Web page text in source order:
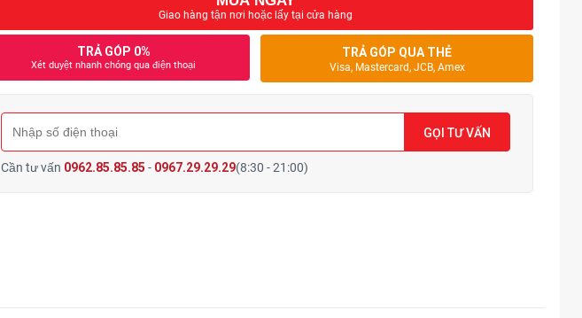
Giao hàng tận nơi hoặc lấy tại cửa hàng
TRẢ GÓP 0%
Xét duyệt nhanh chóng qua điện thoại
TRẢ GÓP QUA THẺ
Visa, Mastercard, JCB, Amex
GỌI TƯ VẤN
Cần tư vấn 0962.85.85.85 - 0967.29.29.29(8:30 - 21:00)